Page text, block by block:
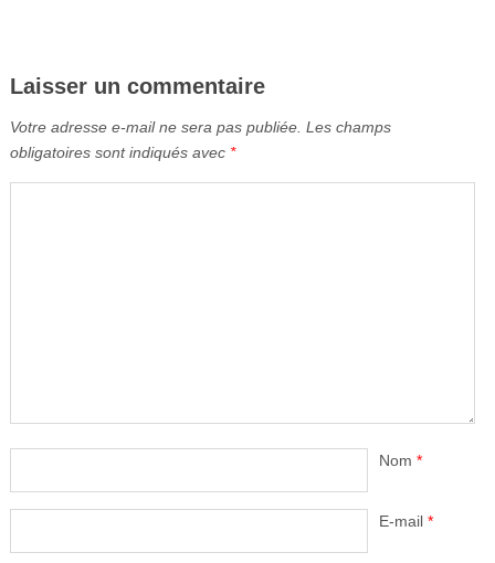
Laisser un commentaire
Votre adresse e-mail ne sera pas publiée. Les champs
obligatoires sont indiqués avec *
Nom *
E-mail *